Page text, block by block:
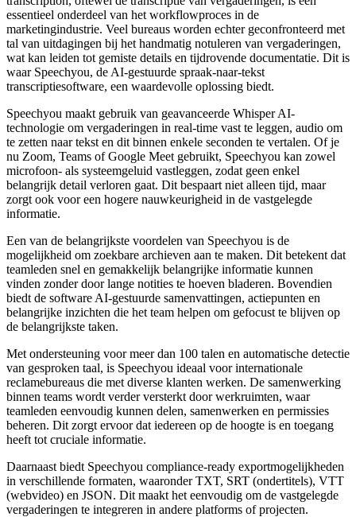
essentieel onderdeel van het workflowproces in de
marketingindustrie. Veel bureaus worden echter geconfronteerd met
tal van uitdagingen bij het handmatig notuleren van vergaderingen,
wat kan leiden tot gemiste details en tijdrovende documentatie. Dit is
waar Speechyou, de AI-gestuurde spraak-naar-tekst
transcriptiesoftware, een waardevolle oplossing biedt.
Speechyou maakt gebruik van geavanceerde Whisper AI-
technologie om vergaderingen in real-time vast te leggen, audio om
te zetten naar tekst en dit binnen enkele seconden te vertalen. Of je
nu Zoom, Teams of Google Meet gebruikt, Speechyou kan zowel
microfoon- als systeemgeluid vastleggen, zodat geen enkel
belangrijk detail verloren gaat. Dit bespaart niet alleen tijd, maar
zorgt ook voor een hogere nauwkeurigheid in de vastgelegde
informatie.
Een van de belangrijkste voordelen van Speechyou is de
mogelijkheid om zoekbare archieven aan te maken. Dit betekent dat
teamleden snel en gemakkelijk belangrijke informatie kunnen
vinden zonder door lange notities te hoeven bladeren. Bovendien
biedt de software AI-gestuurde samenvattingen, actiepunten en
belangrijke inzichten die het team helpen om gefocust te blijven op
de belangrijkste taken.
Met ondersteuning voor meer dan 100 talen en automatische detectie
van gesproken taal, is Speechyou ideaal voor internationale
reclamebureaus die met diverse klanten werken. De samenwerking
binnen teams wordt verder versterkt door werkruimten, waar
teamleden eenvoudig kunnen delen, samenwerken en permissies
beheren. Dit zorgt ervoor dat iedereen op de hoogte is en toegang
heeft tot cruciale informatie.
Daarnaast biedt Speechyou compliance-ready exportmogelijkheden
in verschillende formaten, waaronder TXT, SRT (ondertitels), VTT
(webvideo) en JSON. Dit maakt het eenvoudig om de vastgelegde
vergaderingen te integreren in andere platforms of projecten.